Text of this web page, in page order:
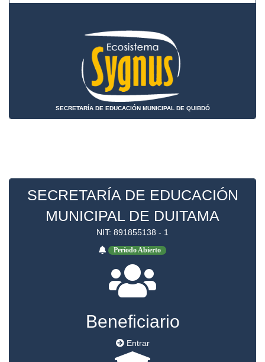
SECRETARÍA DE EDUCACIÓN MUNICIPAL DE QUIBDÓ
SECRETARÍA DE EDUCACIÓN
MUNICIPAL DE DUITAMA
NIT: 891855138 - 1
Período Abierto
Beneficiario
Entrar